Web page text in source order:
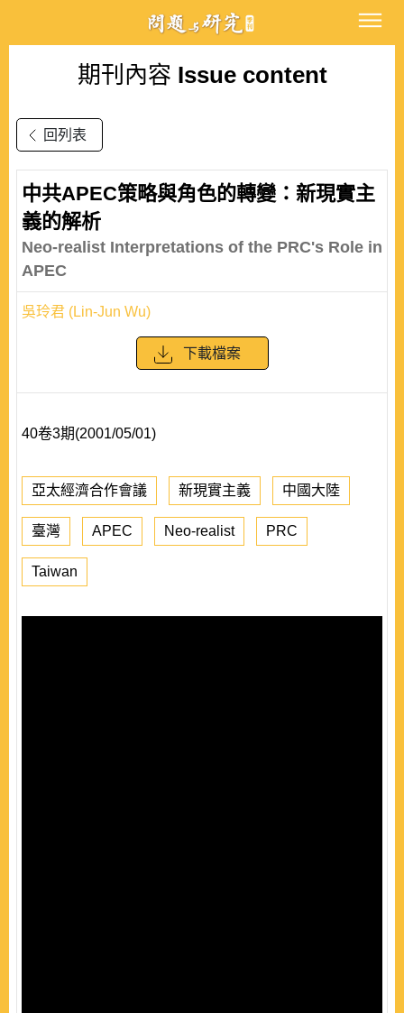
期刊內容 Issue content
回列表
中共APEC策略與角色的轉變：新現實主
義的解析
Neo-realist Interpretations of the PRC's Role in
APEC
吳玲君 (Lin-Jun Wu)
下載檔案
40卷3期(2001/05/01)
亞太經濟合作會議 新現實主義 中國大陸
臺灣 APEC Neo-realist PRC
Taiwan